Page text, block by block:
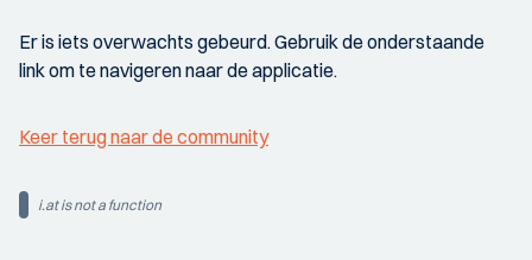
Er is iets overwachts gebeurd. Gebruik de onderstaande
link om te navigeren naar de applicatie.
Keer terug naar de community
i.at is not a function